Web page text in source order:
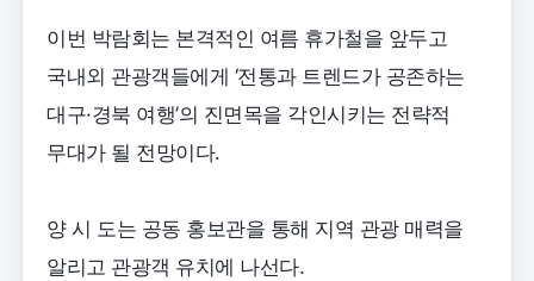
이번 박람회는 본격적인 여름 휴가철을 앞두고
국내외 관광객들에게 ‘전통과 트렌드가 공존하는
대구·경북 여행’의 진면목을 각인시키는 전략적
무대가 될 전망이다.
양 시 도는 공동 홍보관을 통해 지역 관광 매력을
알리고 관광객 유치에 나선다.